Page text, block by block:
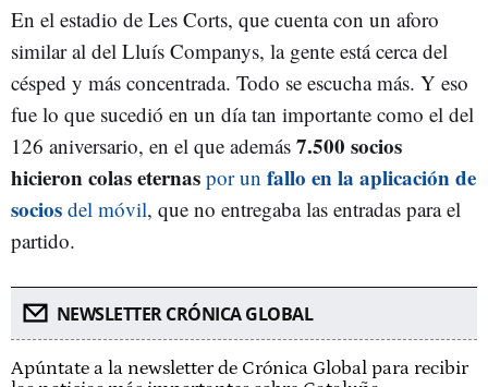
En el estadio de Les Corts, que cuenta con un aforo
similar al del Lluís Companys, la gente está cerca del
césped y más concentrada. Todo se escucha más. Y eso
fue lo que sucedió en un día tan importante como el del
126 aniversario, en el que además 7.500 socios
hicieron colas eternas por un fallo en la aplicación de
socios del móvil, que no entregaba las entradas para el
partido.
NEWSLETTER CRÓNICA GLOBAL
Apúntate a la newsletter de Crónica Global para recibir